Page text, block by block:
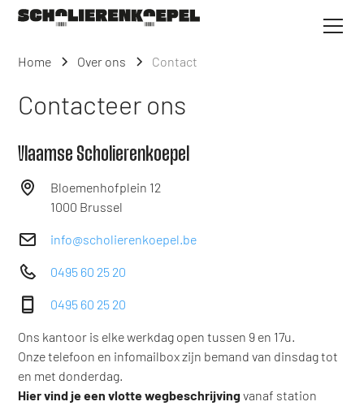
Home Over ons Contact
Contacteer ons
Vlaamse Scholierenkoepel
Bloemenhofplein 12
1000 Brussel
info@scholierenkoepel.be
0495 60 25 20
0495 60 25 20
Ons kantoor is elke werkdag open tussen 9 en 17u.
Onze telefoon en infomailbox zijn bemand van dinsdag tot
en met donderdag.
Hier vind je een vlotte wegbeschrijvingvanaf station